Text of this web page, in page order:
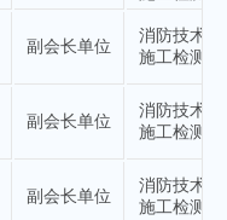
副会长单位
消防技术服
施工检测行
副会长单位
消防技术服
施工检测行
副会长单位
消防技术服
施工检测行